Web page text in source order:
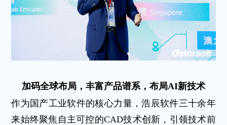
加码全球布局，丰富产品谱系，布局AI新技术
作为国产工业软件的核心力量，浩辰软件三十余年
来始终聚焦自主可控的CAD技术创新，引领技术前